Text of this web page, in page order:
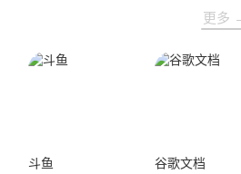
流互动，共同度过了充满欢笑与惊喜的
更多
斗鱼 谷歌文档